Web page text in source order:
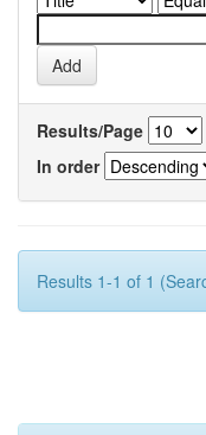
Results/Page
In order
Results 1-1 of 1